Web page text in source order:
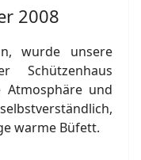
2008
wurde unsere
Schützenhaus
Atmosphäre und
warme Büfett.